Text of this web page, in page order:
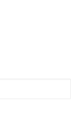
逼母親告訴
？」母親只能
！
我從那兒來？